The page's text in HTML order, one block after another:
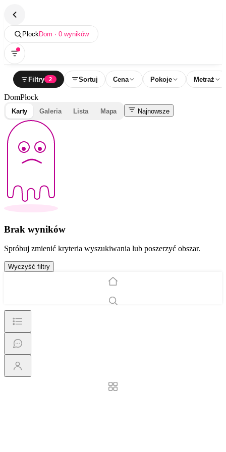
PłockDom · 0 wyników
Filtry 2 Sortuj Cena Pokoje Metraż
DomPłock
Karty Galeria Lista Mapa Najnowsze
Brak wyników
Spróbuj zmienić kryteria wyszukiwania lub poszerzyć obszar.
Wyczyść filtry